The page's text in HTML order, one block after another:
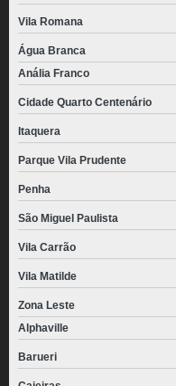
Vila Romana
Água Branca
Anália Franco
Cidade Quarto Centenário
Itaquera
Parque Vila Prudente
Penha
São Miguel Paulista
Vila Carrão
Vila Matilde
Zona Leste
Alphaville
Barueri